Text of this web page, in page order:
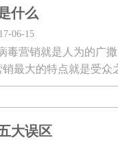
什么
06-15
毒营销就是人为的广
最大的特点就是受
大误区